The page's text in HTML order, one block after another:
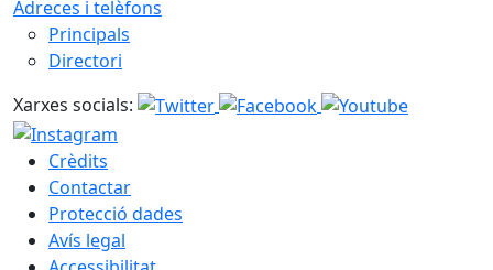
Adreces i telèfons
Principals
Directori
Xarxes socials:
Crèdits
Contactar
Protecció dades
Avís legal